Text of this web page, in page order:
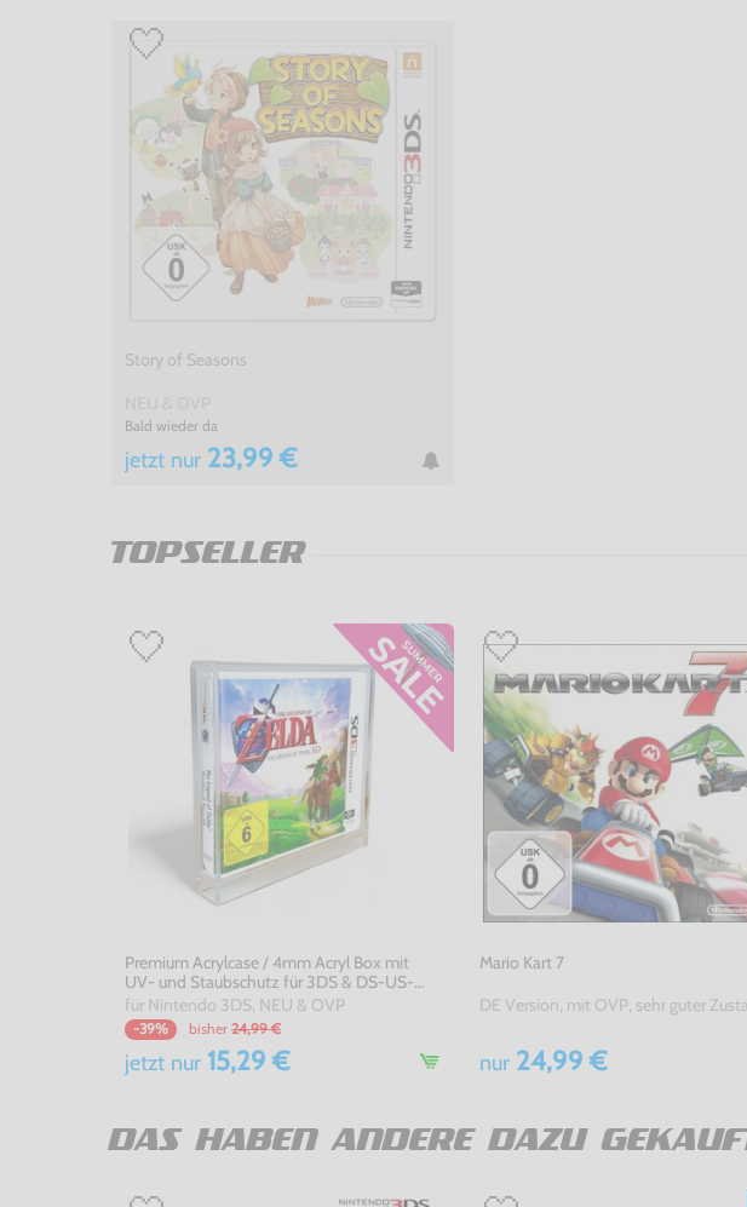
Story of Seasons
Bald wieder da
jetzt nur 23,99 €
TOPSELLER
Premium Acrylcase / 4mm Acryl Box mit
UV- und Staubschutz für 3DS & DS-US-
Version OVP's
für Nintendo 3DS, NEU & OVP
-39% bisher 24,99 €
jetzt nur 15,29 €
Mario Kart 7
nur24,99 €
DAS HABEN ANDERE DAZU